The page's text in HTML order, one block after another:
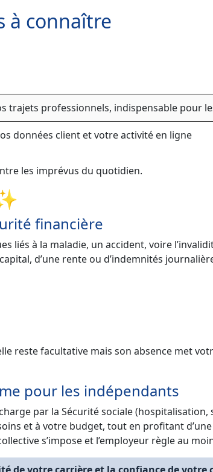
à connaître
trajets professionnels, indispensable pour
données client et votre activité en ligne
les imprévus du quotidien.
financière
liés à la maladie, un accident, voire
d’une rente ou d’indemnités
reste facultative mais son absence met
pour les indépendants
par la Sécurité sociale
et à votre budget, tout en profitant
s’impose et l’employeur règle au